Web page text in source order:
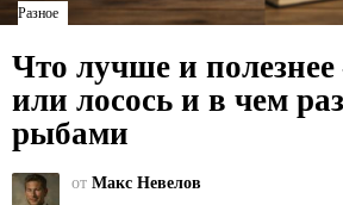
Разное
Что лучше и
или лосось и в чем
рыбами
от Макс Невелов